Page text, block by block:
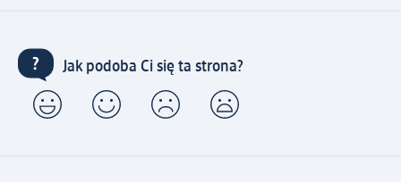
Jak podoba Ci się ta strona?